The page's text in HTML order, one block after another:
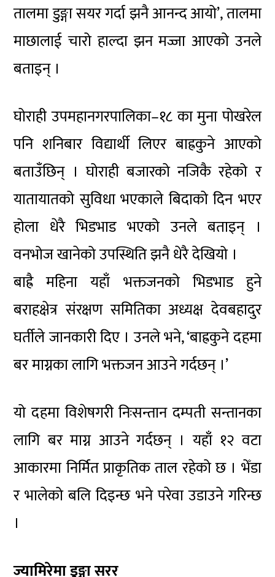
तालमा डुङ्गा सयर गर्दा झनै आनन्द आयो’, तालमा
माछालाई चारो हाल्दा झन मज्जा आएको उनले
बताइन् ।
घोराही उपमहानगरपालिका–१८ का मुना पोखरेल
पनि शनिबार विद्यार्थी लिएर बाह्रकुने आएको
बताउँछिन् । घोराही बजारको नजिकै रहेको र
यातायातको सुविधा भएकाले बिदाको दिन भएर
होला धेरै भिडभाड भएको उनले बताइन् ।
वनभोज खानेको उपस्थिति झनै धेरै देखियो ।
बाह्रै महिना यहाँ भक्तजनको भिडभाड हुने
बराहक्षेत्र संरक्षण समितिका अध्यक्ष देवबहादुर
घर्तीले जानकारी दिए । उनले भने, ‘बाह्रकुने दहमा
बर माग्नका लागि भक्तजन आउने गर्दछन् ।’
यो दहमा विशेषगरी निःसन्तान दम्पती सन्तानका
लागि बर माग्न आउने गर्दछन् । यहाँ १२ वटा
आकारमा निर्मित प्राकृतिक ताल रहेको छ । भेँडा
र भालेको बलि दिइन्छ भने परेवा उडाउने गरिन्छ
।
ज्यामिरेमा डुङ्गा सरर